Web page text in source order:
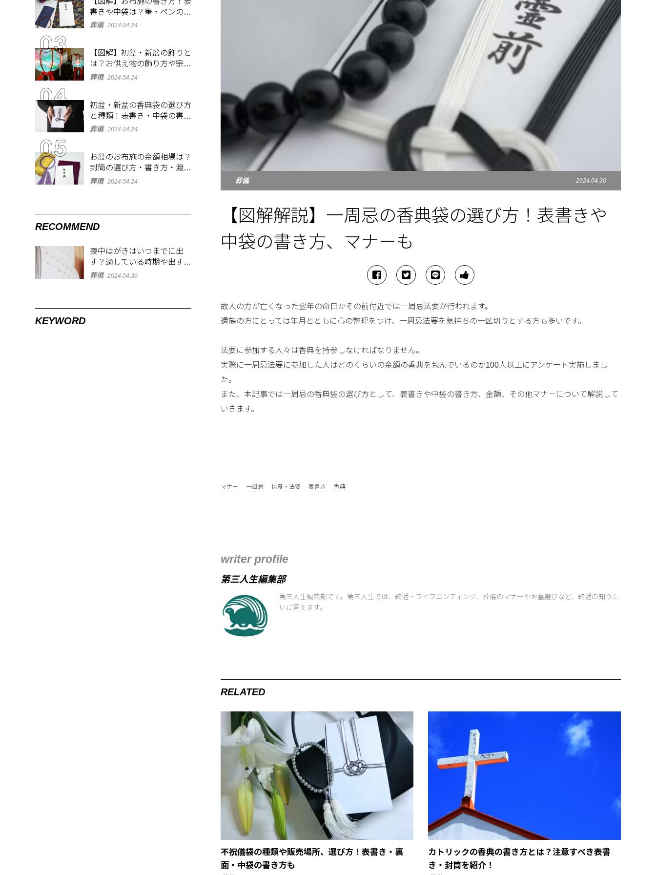
葬儀 2024.04.30
【図解解説】一周忌の香典袋の選び方！表書きや
中袋の書き方、マナーも
故人の方が亡くなった翌年の命日かその前付近では一周忌法要が行われます。
遺族の方にとっては年月とともに心の整理をつけ、一周忌法要を気持ちの一区切りとする方も多いです。
法要に参加する人々は香典を持参しなければなりません。
実際に一周忌法要に参加した人はどのくらいの金額の香典を包んでいるのか100人以上にアンケート実施しまし
た。
また、本記事では一周忌の香典袋の選び方として、表書きや中袋の書き方、金額、その他マナーについて解説して
いきます。
マナー 一周忌 供養・法要 表書き 香典
writer profile
第三人生編集部
第三人生編集部です。第三人生では、終活・ライフエンディング、葬儀のマナーやお墓選びなど、終活の知りた
いに答えます。
RELATED
不祝儀袋の種類や販売場所、選び方！表書き・裏
面・中袋の書き方も
カトリックの香典の書き方とは？注意すべき表書
き・封筒を紹介！
書きや中袋は？筆・ペンのマ
ナーとよくあるQ&A集
葬儀 2024.04.24
【図解】初盆・新盆の飾りと
は？お供え物の飾り方や宗派
ごとの違いを解説！
葬儀 2024.04.24
初盆・新盆の香典袋の選び方
と種類！表書き・中袋の書き
方、お札の入れ方も
葬儀 2024.04.24
お盆のお布施の金額相場は？
封筒の選び方・書き方・渡し
方も解説
葬儀 2024.04.24
RECOMMEND
喪中はがきはいつまでに出
す？適している時期や出す範
囲を解説！
葬儀 2024.04.30
KEYWORD